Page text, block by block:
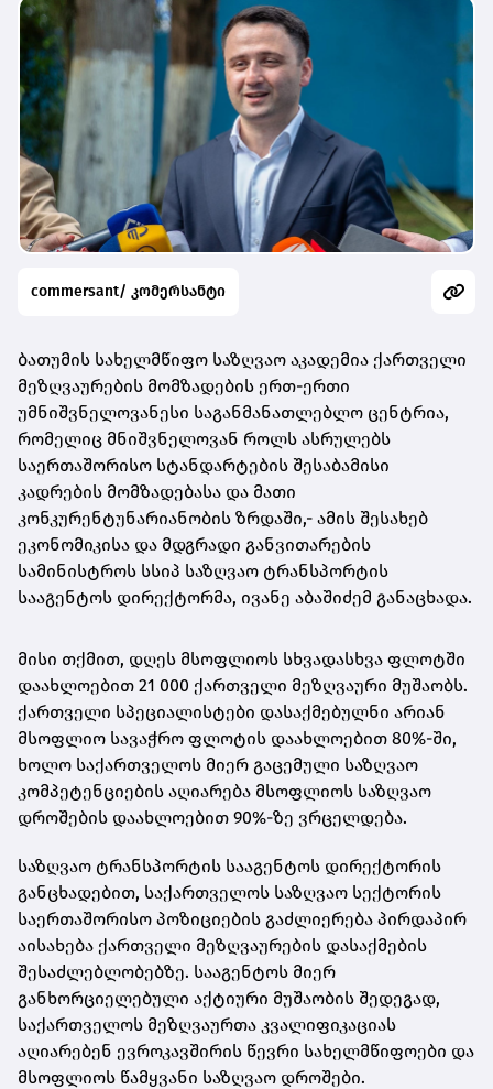
commersant/ კომერსანტი
ბათუმის სახელმწიფო საზღვაო აკადემია ქართველი
მეზღვაურების მომზადების ერთ-ერთი
უმნიშვნელოვანესი საგანმანათლებლო ცენტრია,
რომელიც მნიშვნელოვან როლს ასრულებს
საერთაშორისო სტანდარტების შესაბამისი
კადრების მომზადებასა და მათი
კონკურენტუნარიანობის ზრდაში,- ამის შესახებ
ეკონომიკისა და მდგრადი განვითარების
სამინისტროს სსიპ საზღვაო ტრანსპორტის
სააგენტოს დირექტორმა, ივანე აბაშიძემ განაცხადა.
მისი თქმით, დღეს მსოფლიოს სხვადასხვა ფლოტში
დაახლოებით 21 000 ქართველი მეზღვაური მუშაობს.
ქართველი სპეციალისტები დასაქმებულნი არიან
მსოფლიო სავაჭრო ფლოტის დაახლოებით 80%-ში,
ხოლო საქართველოს მიერ გაცემული საზღვაო
კომპეტენციების აღიარება მსოფლიოს საზღვაო
დროშების დაახლოებით 90%-ზე ვრცელდება.
საზღვაო ტრანსპორტის სააგენტოს დირექტორის
განცხადებით, საქართველოს საზღვაო სექტორის
საერთაშორისო პოზიციების გაძლიერება პირდაპირ
აისახება ქართველი მეზღვაურების დასაქმების
შესაძლებლობებზე. სააგენტოს მიერ
განხორციელებული აქტიური მუშაობის შედეგად,
საქართველოს მეზღვაურთა კვალიფიკაციას
აღიარებენ ევროკავშირის წევრი სახელმწიფოები და
მსოფლიოს წამყვანი საზღვაო დროშები.